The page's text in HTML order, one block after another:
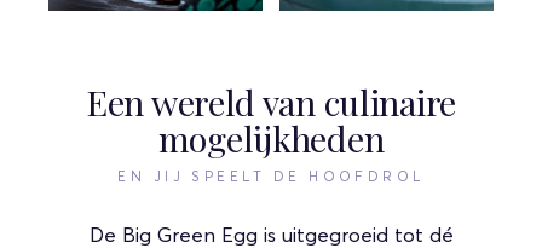
Een wereld van culinaire
mogelijkheden
EN JIJ SPEELT DE HOOFDROL
De Big Green Egg is uitgegroeid tot dé